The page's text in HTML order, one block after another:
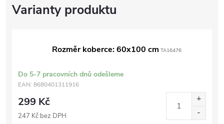
Rozměr koberce: 60x100 cm TA16476
Do 5-7 pracovních dnů odešleme
EAN: 8680401311916
299 Kč
247 Kč bez DPH